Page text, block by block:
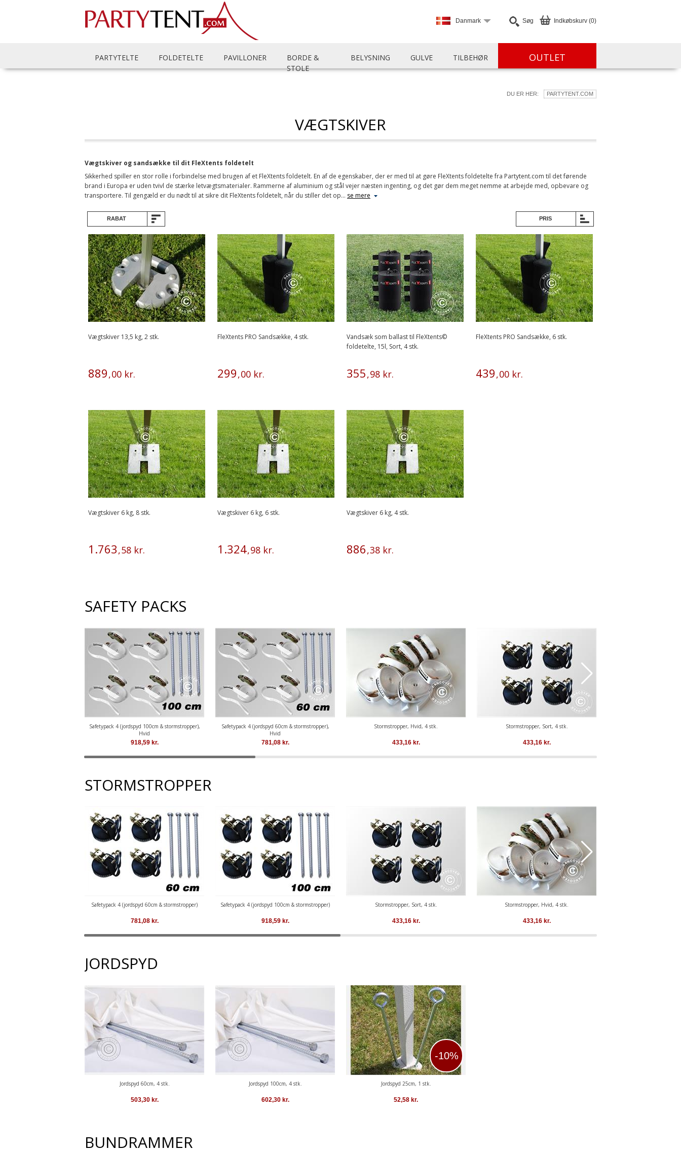
Indkøbskurv (0)
Søg
Danmark
PARTYTELTE FOLDETELTE PAVILLONER
BORDE &
STOLE
BELYSNING GULVE TILBEHØR OUTLET
DU ER HER: PARTYTENT.COM
VÆGTSKIVER
Vægtskiver og sandsække til dit FleXtents foldetelt
Sikkerhed spiller en stor rolle i forbindelse med brugen af et FleXtents foldetelt. En af de egenskaber, der er med til at gøre FleXtents foldetelte fra Partytent.com til det førende
brand i Europa er uden tvivl de stærke letvægtsmaterialer. Rammerne af aluminium og stål vejer næsten ingenting, og det gør dem meget nemme at arbejde med, opbevare og
transportere. Til gengæld er du nødt til at sikre dit FleXtents foldetelt, når du stiller det op… se mere
RABAT PRIS
Vægtskiver 13,5 kg, 2 stk.
889,00 kr.
FleXtents PRO Sandsække, 4 stk.
299,00 kr.
Vandsæk som ballast til FleXtents©
foldetelte, 15l, Sort, 4 stk.
355,98 kr.
FleXtents PRO Sandsække, 6 stk.
439,00 kr.
Vægtskiver 6 kg, 8 stk.
1 .763,58 kr.
Vægtskiver 6 kg, 6 stk.
1 .324,98 kr.
Vægtskiver 6 kg, 4 stk.
886,38 kr.
SAFETY PACKS
Safetypack 4 (jordspyd 100cm & stormstropper),
Hvid
918,59kr.
Safetypack 4 (jordspyd 60cm & stormstropper),
Hvid
781,08kr.
Stormstropper, Hvid, 4 stk.
433,16kr.
Stormstropper, Sort, 4 stk.
433,16kr.
STORMSTROPPER
Safetypack 4 (jordspyd 60cm & stormstropper)
781,08kr.
Safetypack 4 (jordspyd 100cm & stormstropper)
918,59kr.
Stormstropper, Sort, 4 stk.
433,16kr.
Stormstropper, Hvid, 4 stk.
433,16kr.
JORDSPYD
Jordspyd 60cm, 4 stk.
503,30kr.
Jordspyd 100cm, 4 stk.
602,30kr.
-10%
Jordspyd 25cm, 1 stk.
52,58 kr.
BUNDRAMMER